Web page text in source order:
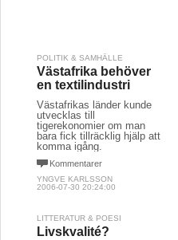
POLITIK & SAMHÄLLE
Västafrika behöver
en textilindustri
Västafrikas länder kunde
utvecklas till
tigerekonomier om man
bara fick tillräcklig hjälp att
komma igång.
Kommentarer
YNGVE KARLSSON
2006-07-30 20:24:00
LITTERATUR & POESI
Livskvalité?